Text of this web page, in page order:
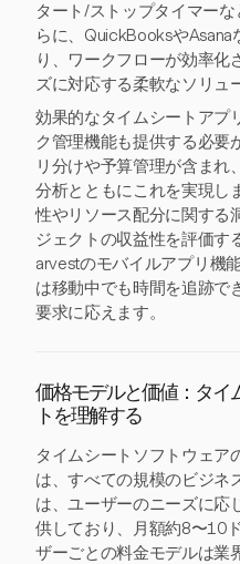
タート/ストップタイマー
らに、QuickBooksや
り、ワークフローが効率化
ズに対応する柔軟なソリュ
効果的なタイムシートアプ
ク管理機能も提供する必要
リ分けや予算管理が含まれ
分析とともにこれを実現し
性やリソース配分に関する
ジェクトの収益性を評価す
arvestのモバイルアプリ機
は移動中でも時間を追跡で
要求に応えます。
価格モデルと価値：タイ
トを理解する
タイムシートソフトウェア
は、すべての規模のビジネ
は、ユーザーのニーズに応
供しており、月額約8〜10
ザーごとの料金モデルは業